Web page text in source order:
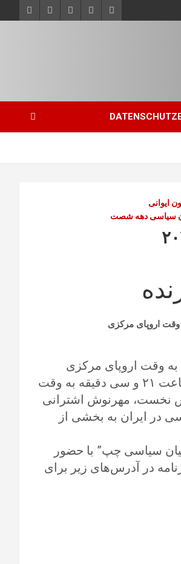
ایوانی
سیاسی دهه شصت
وقت اروپای مرکزی
دومین پخش زنده رادیو دادخواهی، در روز جمعه ۸ سپتامبر ۲۰۲۳، ساعت ۲۱ و سی دقیقه به وقت
بخش نخست، مهرنوش اشترانی
در ایران به بخشی از
سیاسی چپ” با حضور
در آدرس‌های زیر برای